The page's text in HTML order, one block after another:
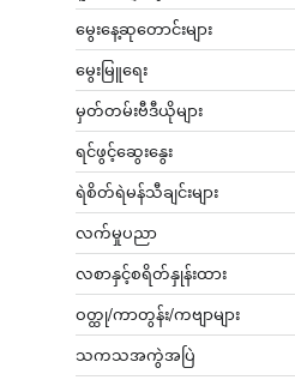
မွေးနေ့ဆုတောင်းများ
မွေးမြူရေး
မှတ်တမ်းဗီဒီယိုများ
ရင်ဖွင့်ဆွေးနွေး
ရဲစိတ်ရဲမန်သီချင်းများ
လက်မှုပညာ
လစာနှင့်စရိတ်နှုန်းထား
ဝတ္ထု/ကာတွန်း/ကဗျာများ
သကသအကွဲအပြဲ